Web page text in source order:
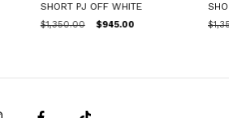
SHORT PJ OFF WHITE
$1,350.00 $945.00